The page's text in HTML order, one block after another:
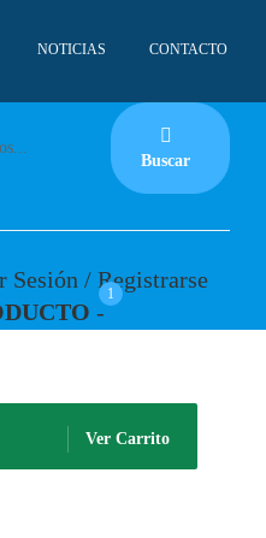
NOTICIAS CONTACTO
Buscar
Sesión / Registrarse
1
-
Ver Carrito